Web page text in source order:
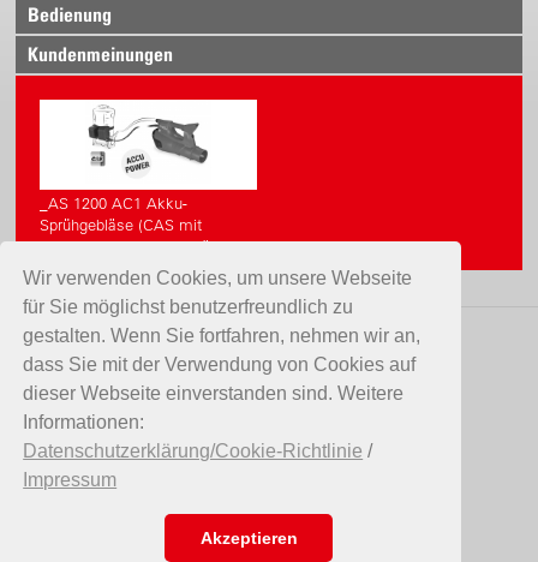
Wir verwenden Cookies, um unsere Webseite
für Sie möglichst benutzerfreundlich zu
gestalten. Wenn Sie fortfahren, nehmen wir an,
dass Sie mit der Verwendung von Cookies auf
dieser Webseite einverstanden sind. Weitere
Informationen:
Datenschutzerklärung/Cookie-Richtlinie /
Impressum
Akzeptieren
Bedienung
Kundenmeinungen
_AS 1200 AC1 Akku-
Sprühgebläse (CAS mit
Akkupack, mit Ladegerät)
KONTAKT
Birchmeier Sprühtechnik AG
Im Stetterfeld 1
5608 Stetten
Schweiz
info@birchmeier.com